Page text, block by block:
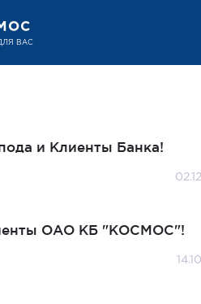
КОСМОС
и Клиенты Банка!
ОАО КБ "КОСМОС"!